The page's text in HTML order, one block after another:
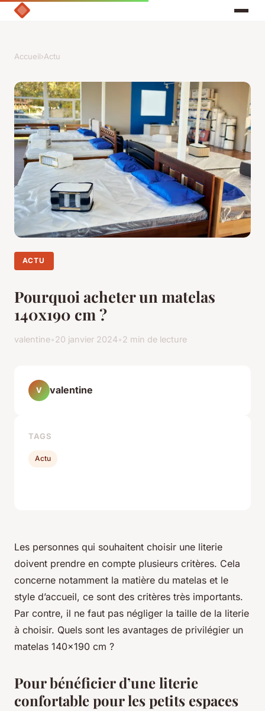
Accueil›Actu
ACTU
Pourquoi acheter un matelas
140x190 cm ?
valentine•20 janvier 2024•2 min de lecture
Les personnes qui souhaitent choisir une literie
doivent prendre en compte plusieurs critères. Cela
concerne notamment la matière du matelas et le
style d’accueil, ce sont des critères très importants.
Par contre, il ne faut pas négliger la taille de la literie
à choisir. Quels sont les avantages de privilégier un
matelas 140x190 cm ?
Pour bénéficier d’une literie
confortable pour les petits espaces
V valentine
TAGS
Actu